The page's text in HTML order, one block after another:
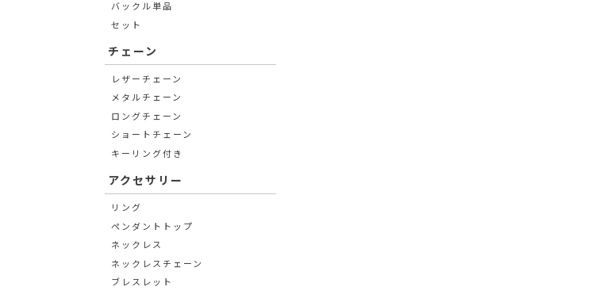
バックル単品
セット
チェーン
レザーチェーン
メタルチェーン
ロングチェーン
ショートチェーン
キーリング付き
アクセサリー
リング
ペンダントトップ
ネックレス
ネックレスチェーン
ブレスレット